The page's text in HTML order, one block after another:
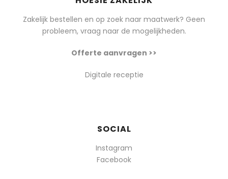
Zakelijk bestellen en op zoek naar maatwerk? Geen
probleem, vraag naar de mogelijkheden.
Offerte aanvragen >>
Digitale receptie
SOCIAL
Instagram
Facebook